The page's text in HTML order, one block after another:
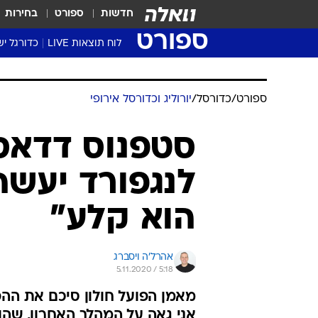
חדשות ספורט בחירות
ספורט לוח תוצאות LIVE כדורגל
שגרירים
נבחרות
ליגה
ספורט/כדורסל/יורוליג וכדורסל אירופי
סטפנוס
לנגפורד
הוא קלע"
אהרל'ה ויסברג
5.11.2020 / 5:18
מאמן הפועל חולון סיכם את